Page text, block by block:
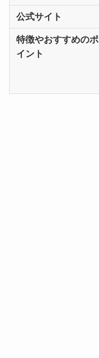
公式サイト
特徴やおすすめのポ
イント